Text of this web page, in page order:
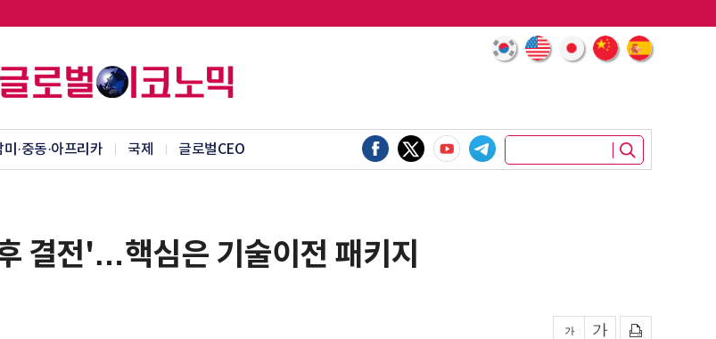
미·중동·아프리카 국제 글로벌CEO
결전'…핵심은 기술이전 패키지